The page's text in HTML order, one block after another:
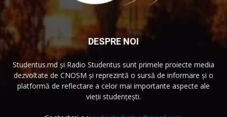
DESPRE NOI
Studentus.md și Radio Studentus sunt primele proiecte media
dezvoltate de CNOSM și reprezintă o sursă de informare și o
platformă de reflectare a celor mai importante aspecte ale
vieții studențești.